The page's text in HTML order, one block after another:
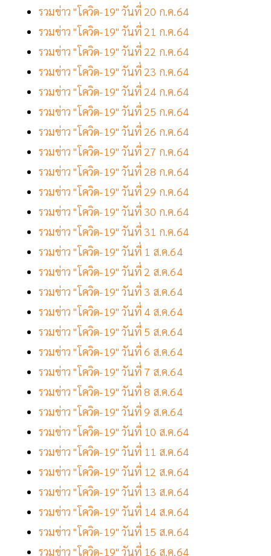
รวมข่าว "โควิด-19" วันที่ 20 ก.ค.64
รวมข่าว "โควิด-19" วันที่ 21 ก.ค.64
รวมข่าว "โควิด-19" วันที่ 22 ก.ค.64
รวมข่าว "โควิด-19" วันที่ 23 ก.ค.64
รวมข่าว "โควิด-19" วันที่ 24 ก.ค.64
รวมข่าว "โควิด-19" วันที่ 25 ก.ค.64
รวมข่าว "โควิด-19" วันที่ 26 ก.ค.64
รวมข่าว "โควิด-19" วันที่ 27 ก.ค.64
รวมข่าว "โควิด-19" วันที่ 28 ก.ค.64
รวมข่าว "โควิด-19" วันที่ 29 ก.ค.64
รวมข่าว "โควิด-19" วันที่ 30 ก.ค.64
รวมข่าว "โควิด-19" วันที่ 31 ก.ค.64
รวมข่าว "โควิด-19" วันที่ 1 ส.ค.64
รวมข่าว "โควิด-19" วันที่ 2 ส.ค.64
รวมข่าว "โควิด-19" วันที่ 3 ส.ค.64
รวมข่าว "โควิด-19" วันที่ 4 ส.ค.64
รวมข่าว "โควิด-19" วันที่ 5 ส.ค.64
รวมข่าว "โควิด-19" วันที่ 6 ส.ค.64
รวมข่าว "โควิด-19" วันที่ 7 ส.ค.64
รวมข่าว "โควิด-19" วันที่ 8 ส.ค.64
รวมข่าว "โควิด-19" วันที่ 9 ส.ค.64
รวมข่าว "โควิด-19" วันที่ 10 ส.ค.64
รวมข่าว "โควิด-19" วันที่ 11 ส.ค.64
รวมข่าว "โควิด-19" วันที่ 12 ส.ค.64
รวมข่าว "โควิด-19" วันที่ 13 ส.ค.64
รวมข่าว "โควิด-19" วันที่ 14 ส.ค.64
รวมข่าว "โควิด-19" วันที่ 15 ส.ค.64
รวมข่าว "โควิด-19" วันที่ 16 ส.ค.64